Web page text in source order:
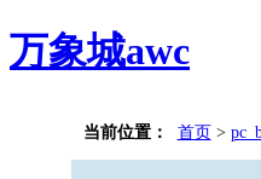
万象城awc
当前位置： 首页>